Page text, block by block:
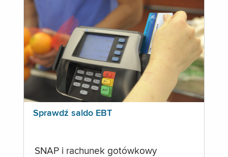
Sprawdź saldo EBT
SNAP i rachunek gotówkowy